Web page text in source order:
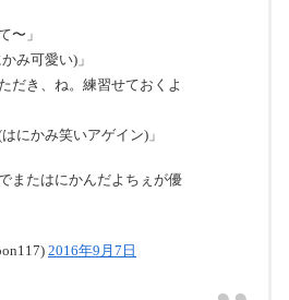
〜」
み可愛い)」
だき、ね。練習せておくよ
にかみ笑いアゲイン)」
またはにかんだよちぇが優
2016年9月7日